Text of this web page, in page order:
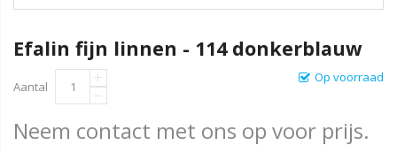
Efalin fijn linnen - 114 donkerblauw
Op voorraad
Aantal
Neem contact met ons op voor prijs.